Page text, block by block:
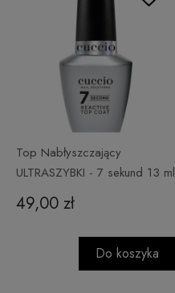
Top Nabłyszczający
ULTRASZYBKI - 7 sekund 13 ml
49,00 zł
Do koszyka